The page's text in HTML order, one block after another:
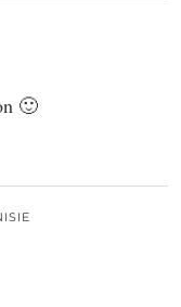
🙂